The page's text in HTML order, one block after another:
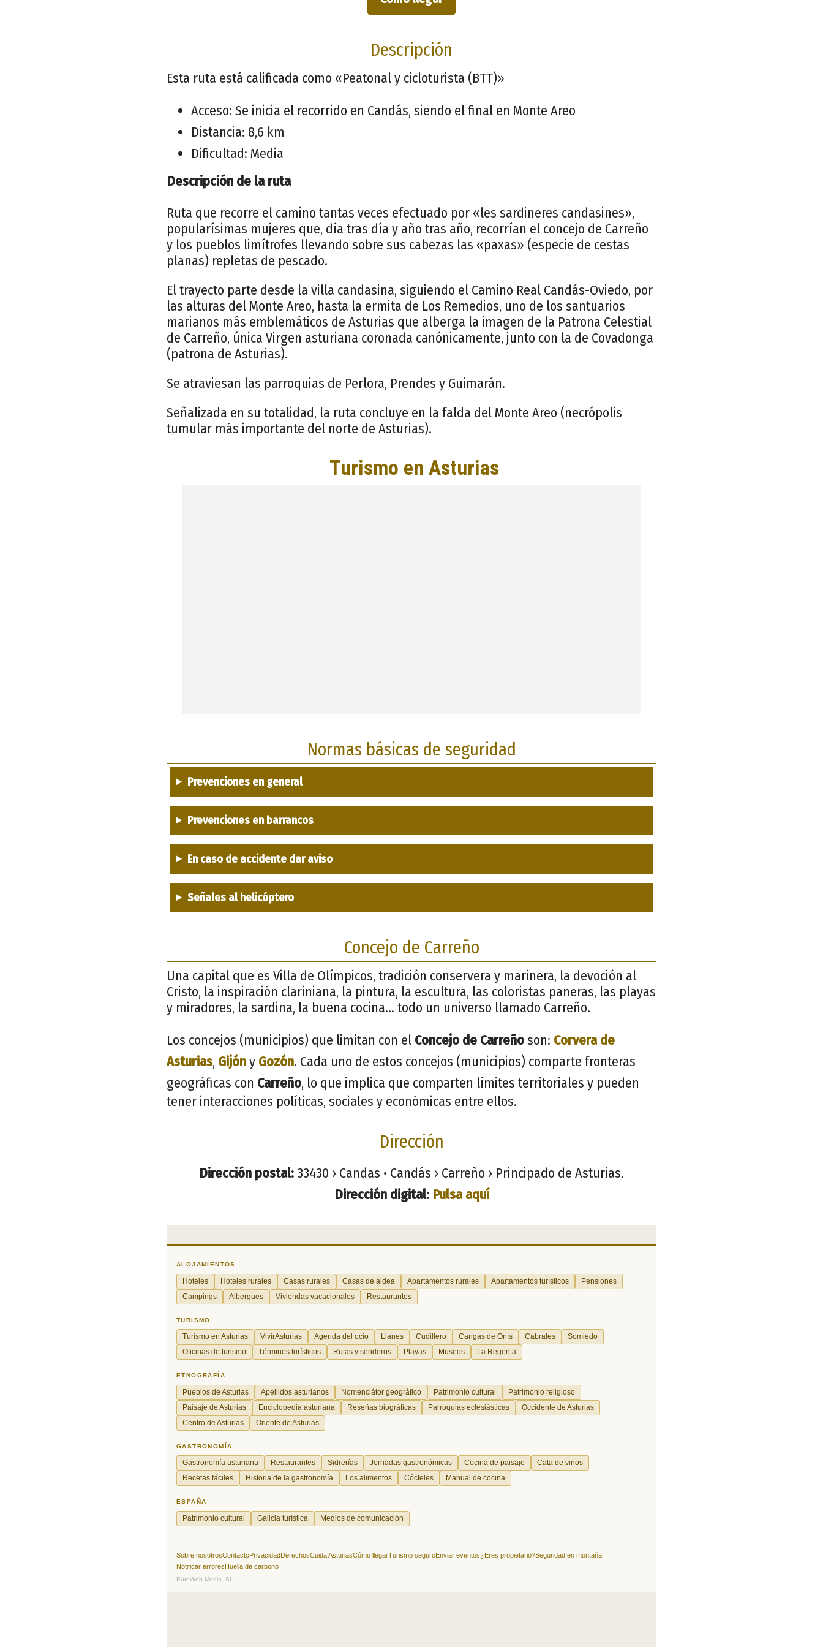
Descripción
Esta ruta está calificada como «Peatonal y cicloturista (BTT)»
Acceso: Se inicia el recorrido en Candás, siendo el final en Monte Areo
Distancia: 8,6 km
Dificultad: Media
Descripción de la ruta
Ruta que recorre el camino tantas veces efectuado por «les sardineres candasines»,
popularísimas mujeres que, día tras día y año tras año, recorrían el concejo de Carreño
y los pueblos limítrofes llevando sobre sus cabezas las «paxas» (especie de cestas
planas) repletas de pescado.
El trayecto parte desde la villa candasina, siguiendo el Camino Real Candás-Oviedo, por
las alturas del Monte Areo, hasta la ermita de Los Remedios, uno de los santuarios
marianos más emblemáticos de Asturias que alberga la imagen de la Patrona Celestial
de Carreño, única Virgen asturiana coronada canónicamente, junto con la de Covadonga
(patrona de Asturias).
Se atraviesan las parroquias de Perlora, Prendes y Guimarán.
Señalizada en su totalidad, la ruta concluye en la falda del Monte Areo (necrópolis
tumular más importante del norte de Asturias).
Normas básicas de seguridad
Prevenciones en general
Prevenciones en barrancos
En caso de accidente dar aviso
Señales al helicóptero
Concejo de Carreño
Una capital que es Villa de Olímpicos, tradición conservera y marinera, la devoción al
Cristo, la inspiración clariniana, la pintura, la escultura, las coloristas paneras, las playas
y miradores, la sardina, la buena cocina… todo un universo llamado Carreño.
Los concejos (municipios) que limitan con el Concejo de Carreñoson: Corvera de
Asturias, Gijóny Gozón. Cada uno de estos concejos (municipios) comparte fronteras
geográficas con Carreño, lo que implica que comparten límites territoriales y pueden
tener interacciones políticas, sociales y económicas entre ellos.
Dirección
Dirección postal: 33430 › Candas • Candás › Carreño › Principado de Asturias.
Dirección digital: Pulsa aquí